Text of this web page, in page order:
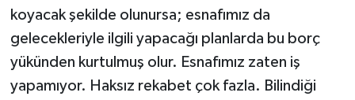
koyacak şekilde olunursa; esnafımız da
gelecekleriyle ilgili yapacağı planlarda bu borç
yükünden kurtulmuş olur. Esnafımız zaten iş
yapamıyor. Haksız rekabet çok fazla. Bilindiği